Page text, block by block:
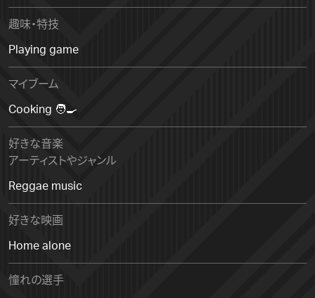
趣味・特技
Playing game
マイブーム
Cooking 🧑‍🍳
好きな音楽
アーティストやジャンル
Reggae music
好きな映画
Home alone
憧れの選手